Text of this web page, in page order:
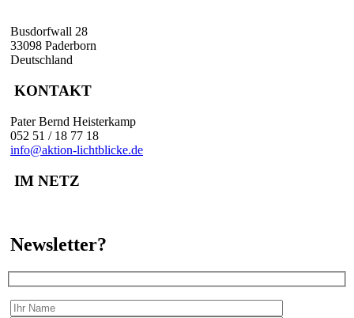
Busdorfwall 28
33098 Paderborn
Deutschland
KONTAKT
Pater Bernd Heisterkamp
052 51 / 18 77 18
info@aktion-lichtblicke.de
IM NETZ
Newsletter?